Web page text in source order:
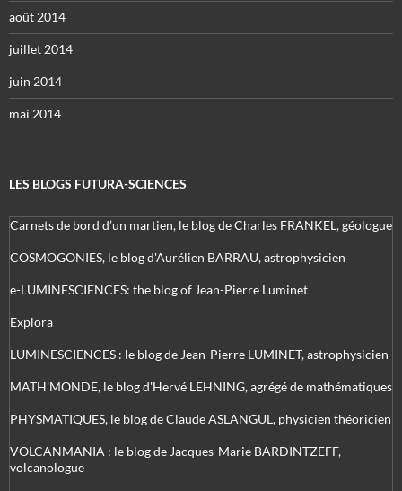
août 2014
juillet 2014
juin 2014
mai 2014
LES BLOGS FUTURA-SCIENCES
Carnets de bord d’un martien, le blog de Charles FRANKEL, géologue
COSMOGONIES, le blog d'Aurélien BARRAU, astrophysicien
e-LUMINESCIENCES: the blog of Jean-Pierre Luminet
Explora
LUMINESCIENCES : le blog de Jean-Pierre LUMINET, astrophysicien
MATH'MONDE, le blog d'Hervé LEHNING, agrégé de mathématiques
PHYSMATIQUES, le blog de Claude ASLANGUL, physicien théoricien
VOLCANMANIA : le blog de Jacques-Marie BARDINTZEFF,
volcanologue